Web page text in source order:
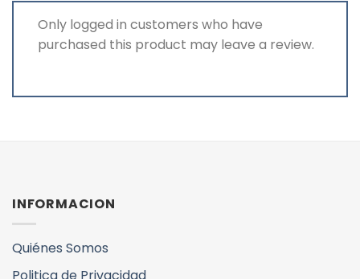
Only logged in customers who have
purchased this product may leave a review.
INFORMACION
Quiénes Somos